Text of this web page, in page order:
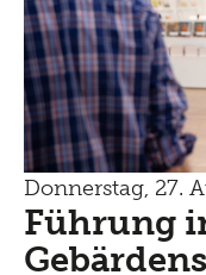
Donnerstag, 27.
Führung